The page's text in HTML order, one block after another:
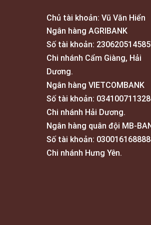
Chủ tài khoản: Vũ Văn Hiển
Ngân hàng AGRIBANK
Số tài khoản:
Chi nhánh Cẩm Giàng, Hải
Dương.
Ngân hàng VIETCOMBANK
Số tài khoản:
Chi nhánh Hải Dương.
Ngân hàng quân đội MB-
Số tài khoản:
Chi nhánh Hưng Yên.